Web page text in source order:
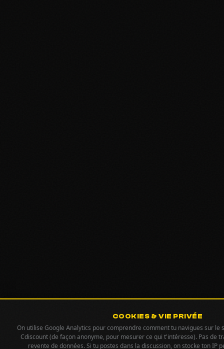
COOKIES & VIE PRIVÉE
On utilise Google Analytics pour comprendre comment tu navigues sur le
Cdiscount (de façon anonyme, pour mesurer ce qui t'intéresse). Pas de
revente de données. Si tu postes dans la discussion, on stocke ton IP